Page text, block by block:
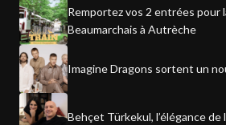
Remportez vos 2 entrées pour
Beaumarchais à Autrèche
Imagine Dragons sortent un
Behçet Türkekul, l’élégance de